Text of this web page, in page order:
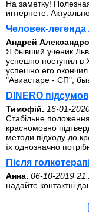
На заметку!
интернете.
Человек-
Андрей
Я бывший ученик
успешно поступил в
успешно его
"Авиастаре - СП",
DINERO
Тимофій. 16-01-
Стабільне
красномовно
методи підходу до
їх однозначно
Після
Анна. 06-10-2019
надайте контактні